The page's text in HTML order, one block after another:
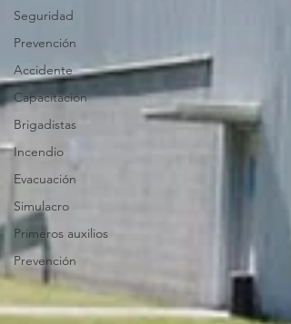
Seguridad
Prevención
Accidente
Capacitación
Brigadistas
Incendio
Evacuación
Simulacro
Primeros auxilios
Prevención